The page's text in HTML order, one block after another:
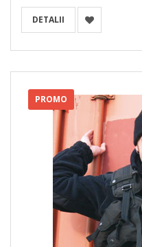
DETALII
PROMO